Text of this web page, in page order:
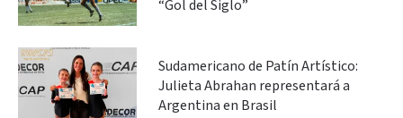
“Gol del Siglo”
Sudamericano de Patín Artístico:
Julieta Abrahan representará a
Argentina en Brasil